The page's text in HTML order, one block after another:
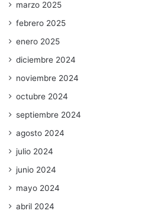
marzo 2025
febrero 2025
enero 2025
diciembre 2024
noviembre 2024
octubre 2024
septiembre 2024
agosto 2024
julio 2024
junio 2024
mayo 2024
abril 2024